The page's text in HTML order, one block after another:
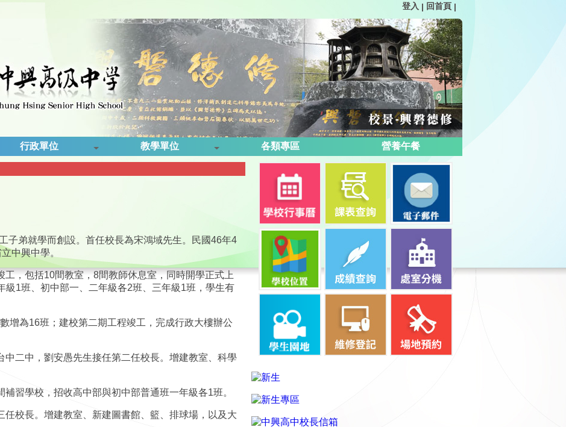
登入 | 回首頁 |
行政單位 教學單位 各類專區 營養午餐
子弟就學而創設。首任校長為宋鴻域先生。民國46年4
中興中學。
工，包括10間教室，8間教師休息室，同時開學正式上
級1班、初中部一、二年級各2班、三年級1班，學生有
增為16班；建校第二期工程竣工，完成行政大樓辦公
中二中，劉安愚先生接任第二任校長。增建教室、科學
補習學校，招收高中部與初中部普通班一年級各1班。
任校長。增建教室、新建圖書館、籃、排球場，以及大